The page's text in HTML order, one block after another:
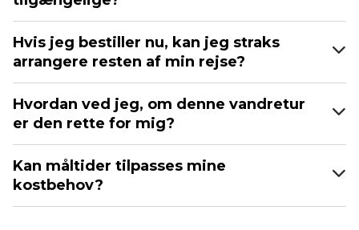
Hvis jeg bestiller nu, kan jeg straks
arrangere resten af min rejse?
Hvordan ved jeg, om denne vandretur
er den rette for mig?
Kan måltider tilpasses mine
kostbehov?